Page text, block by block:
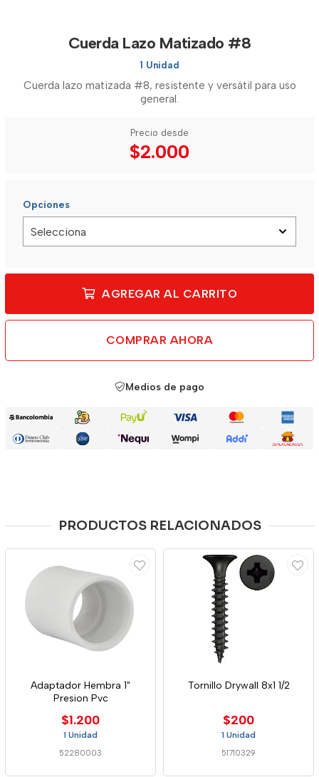
Cuerda Lazo Matizado #8
1 Unidad
Cuerda lazo matizada #8, resistente y versátil para uso
general.
Precio desde
$2.000
Opciones
AGREGAR AL CARRITO
COMPRAR AHORA
Medios de pago
PRODUCTOS RELACIONADOS
Adaptador Hembra 1"
Presion Pvc
$1.200
1 Unidad
52280003
Tornillo Drywall 8x1 1/2
$200
1 Unidad
51710329